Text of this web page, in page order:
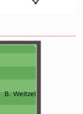
B. Weitzel